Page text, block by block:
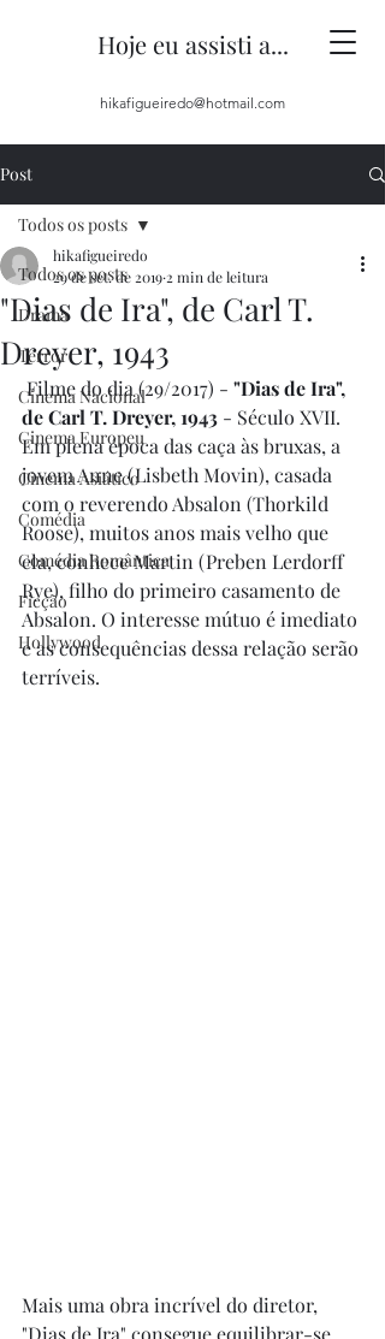
Hoje eu assisti a...
hikafigueiredo@hotmail.com
Post
Todos os posts
Drama
Terror
Cinema Nacional
Cinema Europeu
Cinema Asiático
Comédia
Comédia Romântica
Ficção
Hollywood
Todos os posts
"Dias de Ira", de Carl T.
Dreyer, 1943
hikafigueiredo
29 de set. de 2019 2 min de leitura
Filme do dia (29/2017) - "Dias de Ira",
de Carl T. Dreyer, 1943 - Século XVII.
Em plena época das caça às bruxas, a
jovem Anne (Lisbeth Movin), casada
com o reverendo Absalon (Thorkild
Roose), muitos anos mais velho que
ela, conhece Martin (Preben Lerdorff
Rye), filho do primeiro casamento de
Absalon. O interesse mútuo é imediato
e as consequências dessa relação serão
terríveis.
Mais uma obra incrível do diretor,